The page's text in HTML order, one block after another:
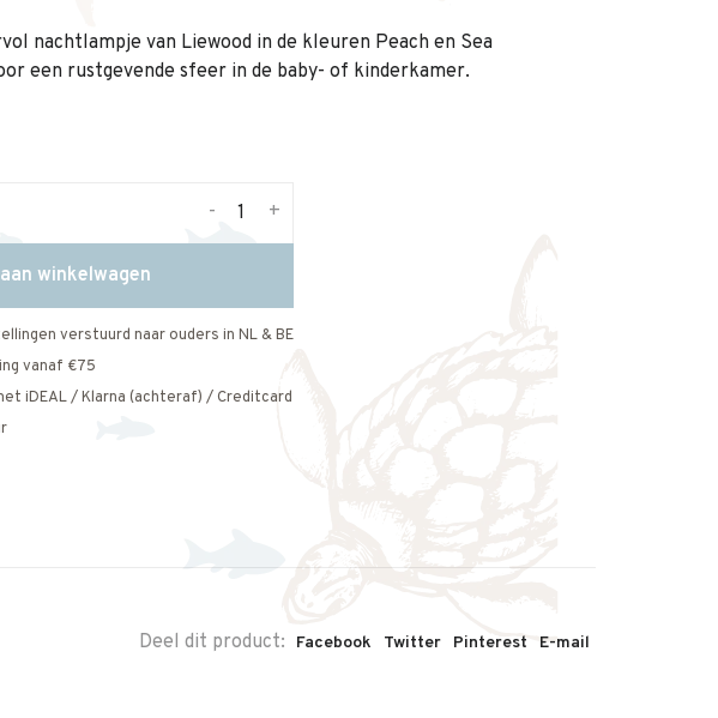
nachtlampje van Liewood in de kleuren Peach en Sea
een rustgevende sfeer in de baby- of kinderkamer.
+
-
winkelwagen
verstuurd naar ouders in NL & BE
vanaf €75
iDEAL / Klarna (achteraf) / Creditcard
Deel dit product: Facebook Twitter Pinterest E-mail